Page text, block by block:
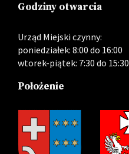
Godziny otwarcia
Urząd Miejski czynny:
poniedziałek: 8:00 do 16:00
wtorek-piątek: 7:30 do 15:30
Położenie